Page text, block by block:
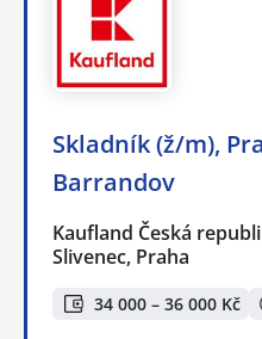
Skladník (ž/m),
Barrandov
Kaufland Česká
Slivenec, Praha
34 000 – 36 000 Kč